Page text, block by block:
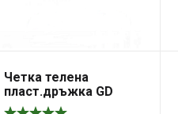
Четка телена
пласт.дръжка GD